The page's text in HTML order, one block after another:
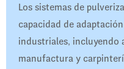
Los sistemas de
capacidad de
industriales, incluyendo
manufactura y